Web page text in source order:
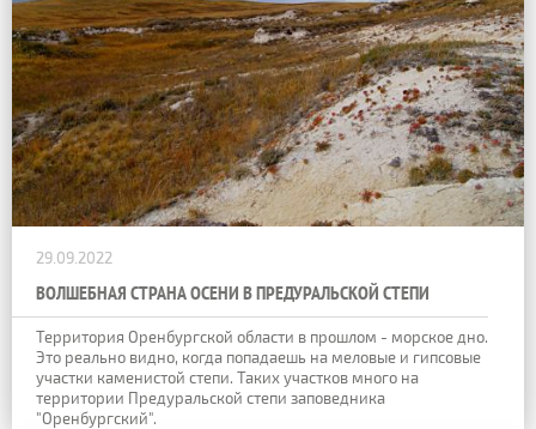
29.09.2022
ВОЛШЕБНАЯ СТРАНА ОСЕНИ В ПРЕДУРАЛЬСКОЙ СТЕПИ
Территория Оренбургской области в прошлом - морское дно.
Это реально видно, когда попадаешь на меловые и гипсовые
участки каменистой степи. Таких участков много на
территории Предуральской степи заповедника
"Оренбургский".